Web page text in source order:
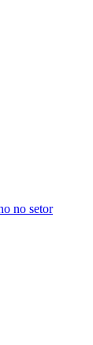
no setor